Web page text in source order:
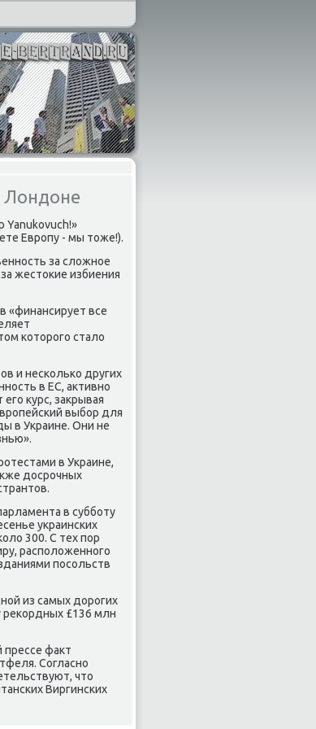
Лондоне
Yanukovuch!»
Европу - мы тоже!).
за сложное
жестокие избиения
«финансирует все
которого стало
и несколько других
в ЕС, активно
курс, закрывая
выбор для
в Украине. Они не
в Украине,
досрочных
в субботу
украинских
300. С тех пор
расположенного
посольств
из самых дорогих
рекордных £136 млн
прессе факт
Согласно
что
Виргинских